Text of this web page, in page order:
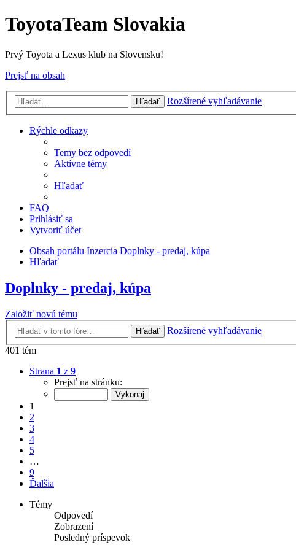
ToyotaTeam Slovakia
Prvý Toyota a Lexus klub na Slovensku!
Prejsť na obsah
Hľadať Rozšírené vyhľadávanie
Rýchle odkazy
Temy bez odpovedí
Aktívne témy
Hľadať
FAQ
Prihlásiť sa
Vytvoriť účet
Obsah portálu Inzercia Doplnky - predaj, kúpa
Hľadať
Doplnky - predaj, kúpa
Založiť novú tému
Hľadať
Rozšírené vyhľadávanie
401 tém
Strana 1 z 9
Prejsť na stránku:
1
2
3
4
5
…
9
Ďalšia
Témy
Odpovedí
Zobrazení
Posledný príspevok